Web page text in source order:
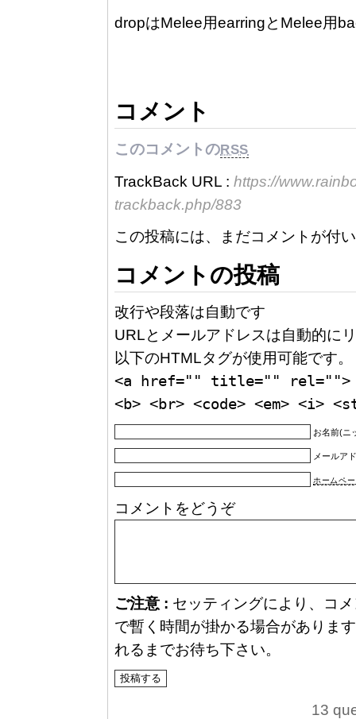
dropはMelee用earringとMelee用
コメント
このコメントのRSS
TrackBack URL : https://
trackback.php/883
この投稿には、まだコメントが付
コメントの投稿
改行や段落は自動です
URLとメールアドレスは自動的に
以下のHTMLタグが使用可能です。
<a href="" title="" rel="">
<b> <br> <code> <em> <i>
お名前(ニ
メールア
ホームペ
コメントをどうぞ
ご注意 : セッティングにより、コ
で暫く時間が掛かる場合がありま
れるまでお待ち下さい。
13